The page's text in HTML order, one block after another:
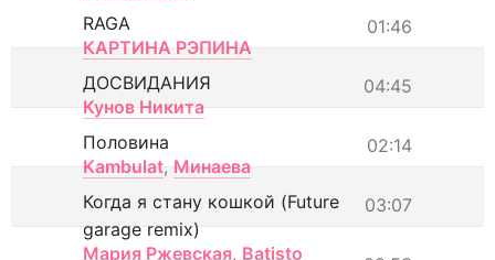
01:46
RAGA
КАРТИНА РЭПИНА
04:45
ДОСВИДАНИЯ
Кунов Никита
02:14
Половина
Kambulat, Минаева
03:07
Когда я стану кошкой (Future
garage remix)
Мария Ржевская, Batisto